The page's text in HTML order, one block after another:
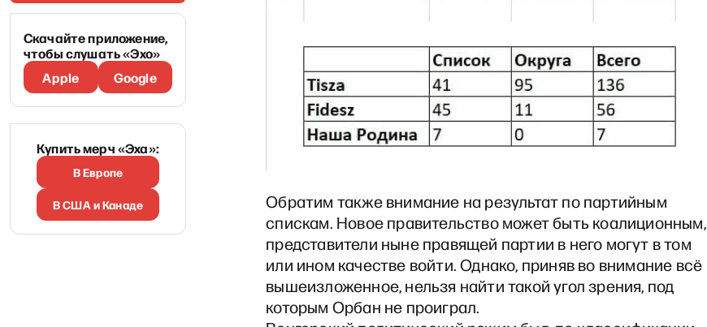
Скачайте приложение,
чтобы слушать «Эхо»
Apple
Google
Купить мерч «Эха»:
В Европе
В США и Канаде
Обратим также внимание на результат по партийным
спискам. Новое правительство может быть коалиционным,
представители ныне правящей партии в него могут в том
или ином качестве войти. Однако, приняв во внимание всё
вышеизложенное, нельзя найти такой угол зрения, под
которым Орбан не проиграл.